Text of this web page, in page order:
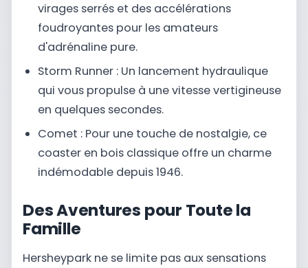
virages serrés et des accélérations
foudroyantes pour les amateurs
d'adrénaline pure.
Storm Runner : Un lancement hydraulique
qui vous propulse à une vitesse vertigineuse
en quelques secondes.
Comet : Pour une touche de nostalgie, ce
coaster en bois classique offre un charme
indémodable depuis 1946.
Des Aventures pour Toute la
Famille
Hersheypark ne se limite pas aux sensations